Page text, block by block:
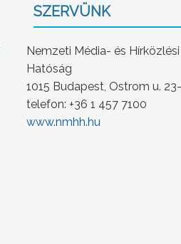
SZERVÜNK
Nemzeti Média- és Hírközlési
Hatóság
1015 Budapest, Ostrom u.
telefon: +36 1 457 7100
www.nmhh.hu